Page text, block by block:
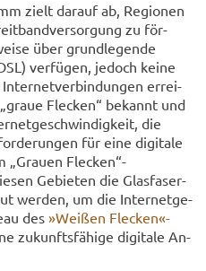
zielt dar­auf ab, Re­gio­nen
zu för­
über grund­le­gen­de
ver­fü­gen, je­doch keine
In­ter­net­ver­bin­dun­gen er­rei­
Fle­cken“ be­kannt und
die
für eine di­gi­ta­le
Fle­cken“-​
Ge­bie­ten die Glas­fa­ser­
wer­den, um die In­ter­net­ge­
des »Wei­ßen Fle­cken«-​
zu­kunfts­fä­hi­ge di­gi­ta­le An­